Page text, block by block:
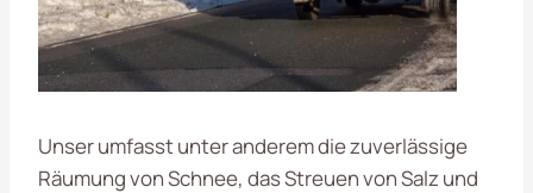
Unser umfasst unter anderem die zuverlässige
Räumung von Schnee, das Streuen von Salz und